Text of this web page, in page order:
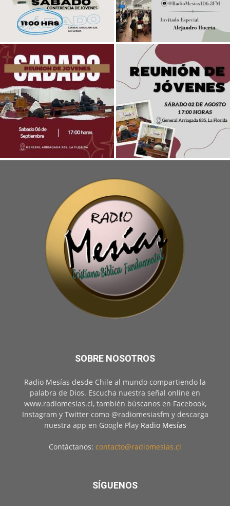
SOBRE NOSOTROS
Radio Mesías desde Chile al mundo compartiendo la
palabra de Dios. Escucha nuestra señal online en
www.radiomesias.cl, también búscanos en Facebook,
Instagram y Twitter como @radiomesiasfm y descarga
nuestra app en Google Play Radio Mesías
Contáctanos: contacto@radiomesias.cl
SÍGUENOS